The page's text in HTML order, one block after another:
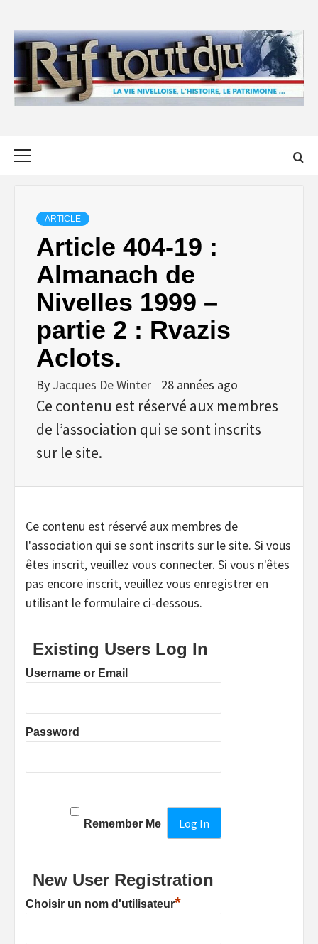
content
ARTICLE
Article 404-19 :
Almanach de
Nivelles 1999 –
partie 2 : Rvazis
Aclots.
By Jacques De Winter 28 années ago
Ce contenu est réservé aux membres
de l’association qui se sont inscrits
sur le site.
Ce contenu est réservé aux membres de
l'association qui se sont inscrits sur le site. Si vous
êtes inscrit, veuillez vous connecter. Si vous n'êtes
pas encore inscrit, veuillez vous enregistrer en
utilisant le formulaire ci-dessous.
Existing Users Log In
Username or Email
Password
Remember Me
New User Registration
Choisir un nom d'utilisateur*